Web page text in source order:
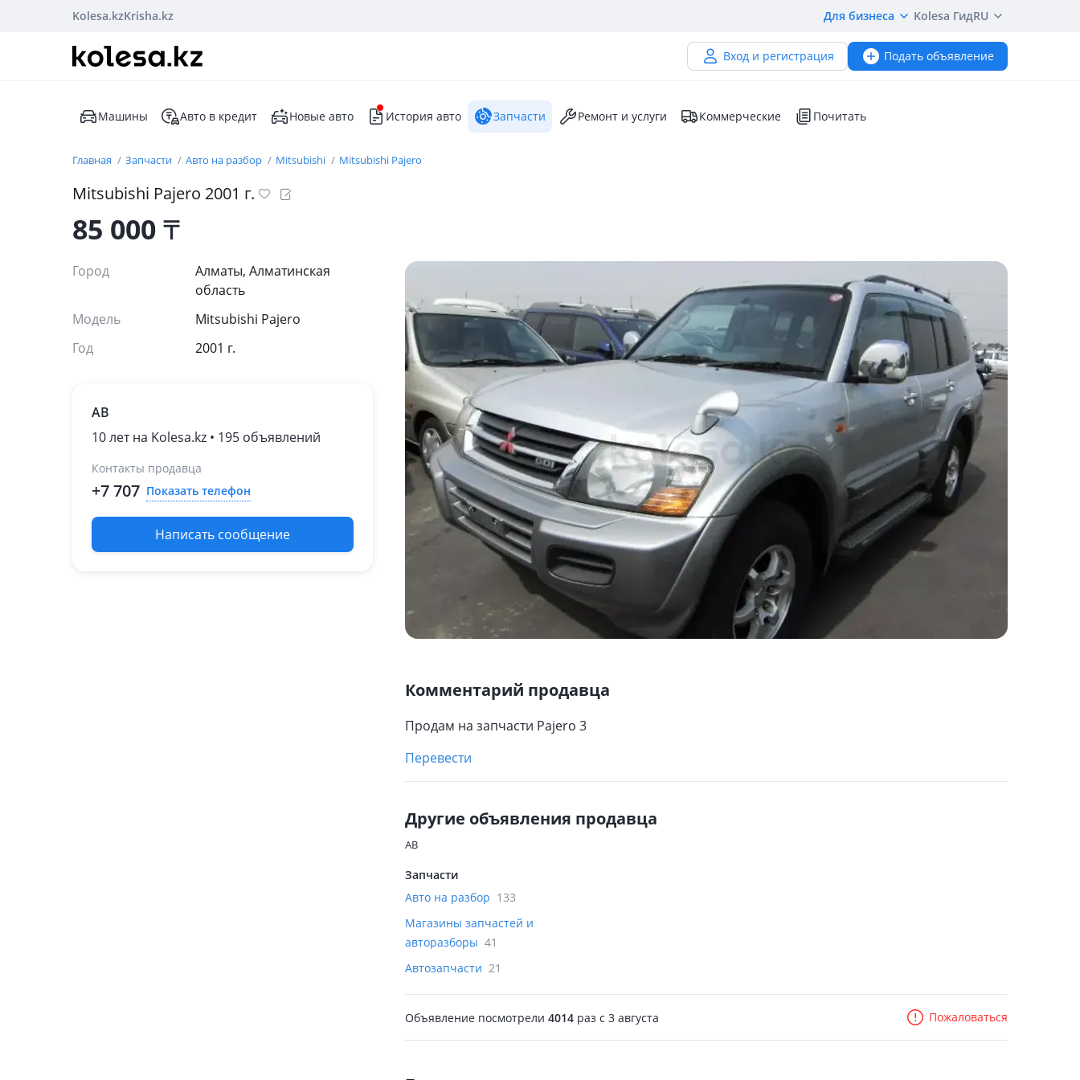
Kolesa.kzKrisha.kz Для бизнеса Kolesa ГидRU
Вход и регистрация Подать объявление
Машины Авто в кредит Новые авто История авто Запчасти Ремонт и услуги Коммерческие Почитать
Главная Запчасти Авто на разбор Mitsubishi Mitsubishi Pajero
Mitsubishi Pajero 2001 г.
85 000₸
Город
Алматы, Алматинская
область
Модель
Mitsubishi Pajero
Год
2001 г.
AB
10 лет на Kolesa.kz • 195 объявлений
Контакты продавца
+7 707 Показать телефон
Написать сообщение
Комментарий продавца
Продам на запчасти Pajero 3
Перевести
Другие объявления продавца
AB
Запчасти
Авто на разбор 133
Магазины запчастей и
авторазборы 41
Автозапчасти 21
Объявление посмотрели 4014 раз c 3 августа Пожаловаться